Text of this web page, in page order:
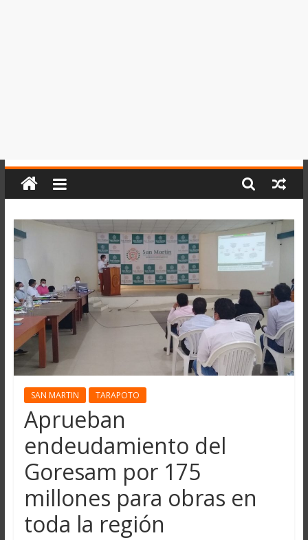
SAN MARTIN TARAPOTO
Aprueban
endeudamiento del
Goresam por 175
millones para obras en
toda la región